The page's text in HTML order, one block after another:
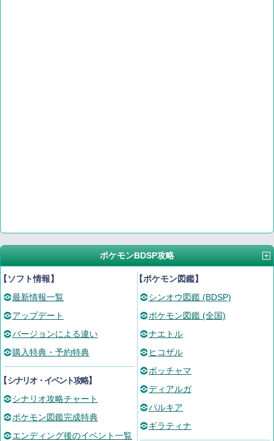
ポケモンBDSP攻略
ソフト情報】
最新情報一覧
アップデート
バージョンによる違い
購入特典・予約特典
シナリオ・イベント攻略】
シナリオ攻略チャート
ポケモン図鑑完成特典
エンディング後のイベント一覧
【ポケモン図鑑】
シンオウ図鑑 (BDSP)
ポケモン図鑑 (全国)
ナエトル
ヒコザル
ポッチャマ
ディアルガ
パルキア
ギラティナ